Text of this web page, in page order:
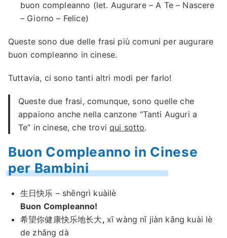
buon compleanno (let. Augurare – A Te – Nascere
– Giorno – Felice)
Queste sono due delle frasi più comuni per augurare
buon compleanno in cinese.
Tuttavia, ci sono tanti altri modi per farlo!
Queste due frasi, comunque, sono quelle che
appaiono anche nella canzone “Tanti Auguri a
Te” in cinese, che troviqui sotto.
Buon Compleanno in Cinese
per Bambini
生日快乐 – shēngrì kuàilè
Buon Compleanno!
希望你健康快乐地长大, xī wàng nǐ jiàn kāng kuài lè
de zhǎng dà